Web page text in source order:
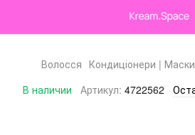
Волосся Кондиціонери |
В наличии
Артикул: 4722562